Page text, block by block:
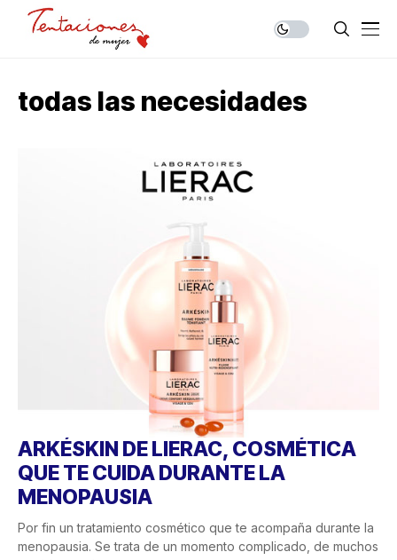
todas las necesidades
ARKÉSKIN DE LIERAC, COSMÉTICA
QUE TE CUIDA DURANTE LA
MENOPAUSIA
Por fin un tratamiento cosmético que te acompaña durante la
menopausia. Se trata de un momento complicado, de muchos